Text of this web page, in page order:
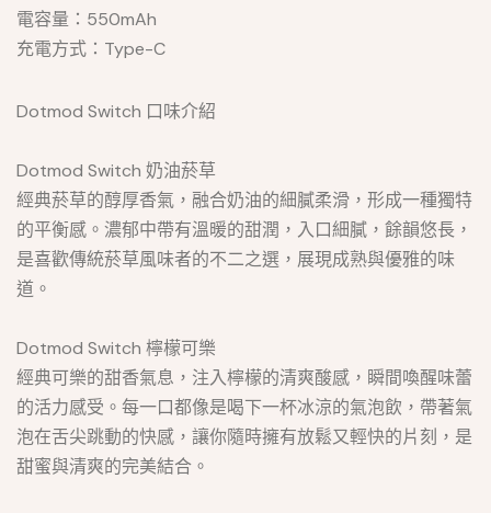
電容量：550mAh
充電方式：Type-C
Dotmod Switch 口味介紹
Dotmod Switch 奶油菸草
經典菸草的醇厚香氣，融合奶油的細膩柔滑，形成一種獨特
的平衡感。濃郁中帶有溫暖的甜潤，入口細膩，餘韻悠長，
是喜歡傳統菸草風味者的不二之選，展現成熟與優雅的味
道。
Dotmod Switch 檸檬可樂
經典可樂的甜香氣息，注入檸檬的清爽酸感，瞬間喚醒味蕾
的活力感受。每一口都像是喝下一杯冰涼的氣泡飲，帶著氣
泡在舌尖跳動的快感，讓你隨時擁有放鬆又輕快的片刻，是
甜蜜與清爽的完美結合。